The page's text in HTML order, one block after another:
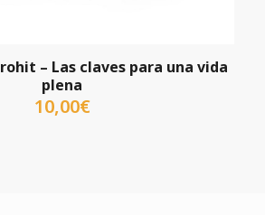
– Las claves para una vida
plena
10,00€